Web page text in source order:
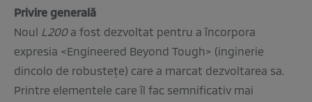
Privire generală
Noul L200a fost dezvoltat pentru a încorpora
expresia <Engineered Beyond Tough> (inginerie
dincolo de robusteţe) care a marcat dezvoltarea sa.
Printre elementele care îl fac semnificativ mai